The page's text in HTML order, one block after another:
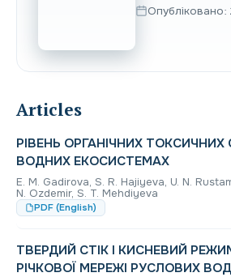
Articles
РІВЕНЬ ОРГАНІЧНИХ
ВОДНИХ ЕКОСИСТЕМАХ
E. М. Gadirova, S. R. Hajiyeva, U. N.
N. Ozdemir, S. T. Mehdiyeva
PDF (English)
ТВЕРДИЙ СТІК І КИСНЕВИЙ
РІЧКОВОЇ МЕРЕЖІ РУСЛОВИХ